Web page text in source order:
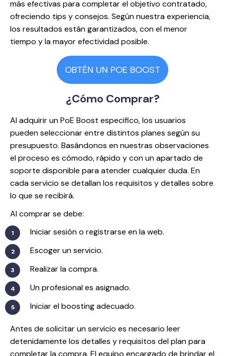
más efectivas para completar el objetivo contratado,
ofreciendo tips y consejos. Según nuestra experiencia,
los resultados están garantizados, con el menor
tiempo y la mayor efectividad posible.
OBTÉN UN POE BOOST
¿Cómo Сomprar?
Al adquirir un PoE Boost especifico, los usuarios
pueden seleccionar entre distintos planes según su
presupuesto. Basándonos en nuestras observaciones
el proceso es cómodo, rápido y con un apartado de
soporte disponible para atender cualquier duda. En
cada servicio se detallan los requisitos y detalles sobre
lo que se recibirá.
Al comprar se debe:
Iniciar sesión o registrarse en la web.
Escoger un servicio.
Realizar la compra.
Un profesional es asignado.
Iniciar el boosting adecuado.
Antes de solicitar un servicio es necesario leer
detenidamente los detalles y requisitos del plan para